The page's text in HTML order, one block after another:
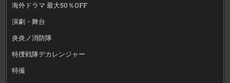
海外ドラマ 最大50％OFF
演劇・舞台
炎炎ノ消防隊
特捜戦隊デカレンジャー
特撮